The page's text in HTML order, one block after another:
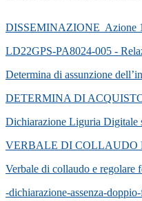
DISSEMINAZIONE Azione
LD22GPS-PA8024-005 -
Determina di assunzione
DETERMINA DI
Dichiarazione Liguria Digitale
VERBALE DI COLLAUDO
Verbale di collaudo e regolare
-dichiarazione-assenza-